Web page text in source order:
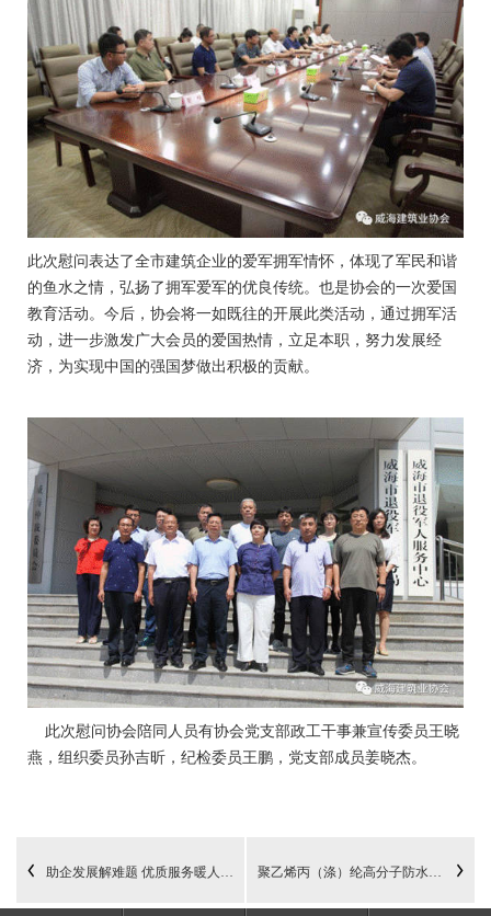
此次慰问表达了全市建筑企业的爱军拥军情怀，体现了军民和谐
的鱼水之情，弘扬了拥军爱军的优良传统。也是协会的一次爱国
教育活动。今后，协会将一如既往的开展此类活动，通过拥军活
动，进一步激发广大会员的爱国热情，立足本职，努力发展经
济，为实现中国的强国梦做出积极的贡献。
此次慰问协会陪同人员有协会党支部政工干事兼宣传委员王晓
燕，组织委员孙吉昕，纪检委员王鹏，党支部成员姜晓杰。
助企发展解难题 优质服务暖人心 威海市住建局获赠锦旗
聚乙烯丙（涤）纶高分子防水卷材